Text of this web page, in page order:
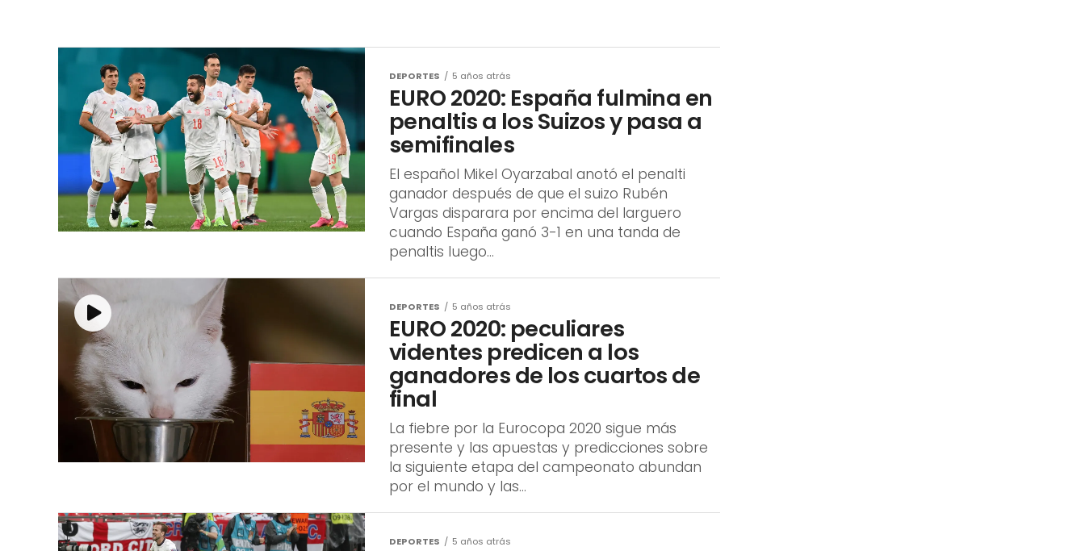
penaltis a los Suizos y pasa a
semifinales
El español Mikel Oyarzabal anotó el penalti
ganador después de que el suizo Rubén
Vargas disparara por encima del larguero
cuando España ganó 3-1 en una tanda de
penaltis luego...
DEPORTES 5 años atrás
EURO 2020: peculiares
videntes predicen a los
ganadores de los cuartos de
final
La fiebre por la Eurocopa 2020 sigue más
presente y las apuestas y predicciones sobre
la siguiente etapa del campeonato abundan
por el mundo y las...
DEPORTES 5 años atrás
EURO 2020: Inglaterra y
Ucrania avanzan a cuartos de
final